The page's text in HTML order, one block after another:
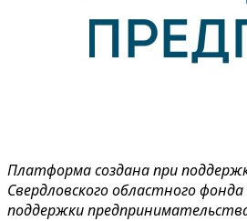
Платформа создана при
Свердловского областного фонда
поддержки